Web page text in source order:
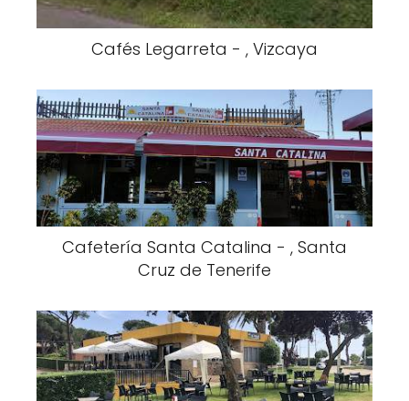
Cafés Legarreta - , Vizcaya
Cafetería Santa Catalina - , Santa
Cruz de Tenerife